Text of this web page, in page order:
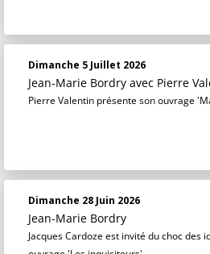
Dimanche 5 Juillet 2026
Jean-Marie Bordry avec Pierre
Pierre Valentin présente son ouvrage
Dimanche 28 Juin 2026
Jean-Marie Bordry
Jacques Cardoze est invité du choc des